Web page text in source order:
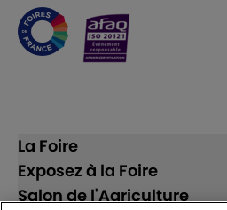
La Foire
Exposez à la Foire
Salon de l'Agriculture